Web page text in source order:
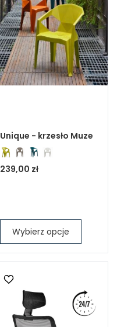
Unique - krzesło Muze
239,00 zł
Wybierz opcje